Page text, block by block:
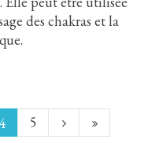
des chakras et la
4 5